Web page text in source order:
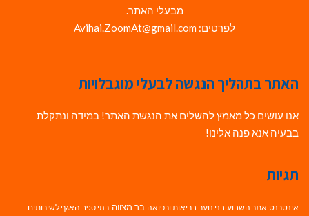
מבעלי האתר.
לפרטים: Avihai.ZoomAt@gmail.com
האתר בתהליך הנגשה לבעלי מוגבלויות
אנו עושים כל מאמץ להשלים את הנגשת האתר! במידה ונתקלת
בבעיה אנא פנה אלינו!
תגיות
אינטרנט אתר השבוע בני נוער בריאות ורפואה בר מצווה בתי ספר האגף לשירותים